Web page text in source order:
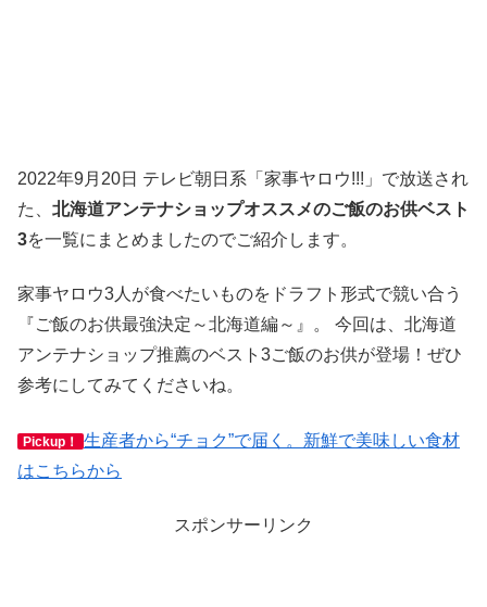
2022年9月20日 テレビ朝日系「家事ヤロウ!!!」 で放送され
た、 北海道アンテナショップオススメのご飯のお供ベスト
3を一覧にまとめましたのでご紹介します。
家事ヤロウ3人が食べたいものをドラフト形式で競い合う
『ご飯のお供最強決定～北海道編～』。 今回は、北海道
アンテナショップ推薦のベスト3ご飯のお供が登場！ぜひ
参考にしてみてくださいね。
Pickup！
生産者から“チョク”で届く。新鮮で美味しい食材
はこちらから
スポンサーリンク